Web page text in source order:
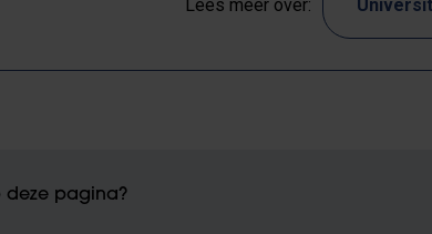
Lees meer over:
deze pagina?